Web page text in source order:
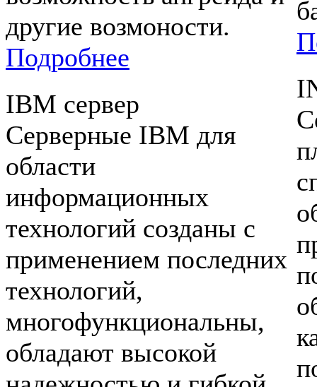
другие возмоности.
Подробнее
IBM сервер
Серверные IBM для
области
информационных
технологий созданы с
применением последних
технологий,
многофункциональны,
обладают высокой